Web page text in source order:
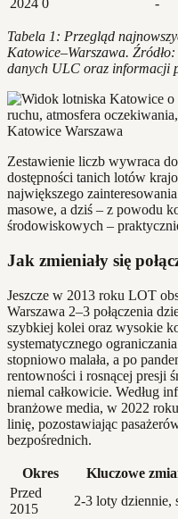
2024 0 -
Tabela 1: Przegląd
Katowice–Warszawa.
danych ULC oraz informacji
Zestawienie liczb wywraca
dostępności tanich lotów
największego
masowe, a dziś – z powodu
środowiskowych –
Jak zmieniały się
Jeszcze w 2013 roku LOT
Warszawa 2–3 połączenia
szybkiej kolei oraz wysokie
systematycznego ograniczania
stopniowo malała, a po
rentowności i rosnącej presji
niemal całkowicie. Według
branżowe media, w 2022
linię, pozostawiając
bezpośrednich.
Okres
Kluczowe
Przed
2015
2-3 loty dziennie,